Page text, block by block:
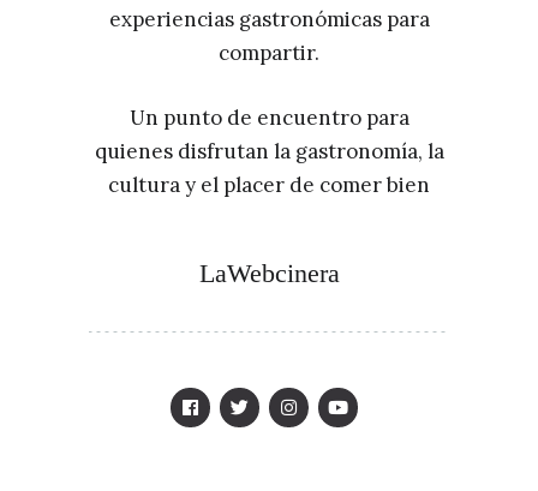
experiencias gastronómicas para
compartir.
Un punto de encuentro para
quienes disfrutan la gastronomía, la
cultura y el placer de comer bien
LaWebcinera